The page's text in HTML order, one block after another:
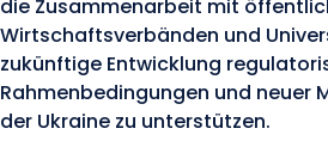
die Zusammenarbeit mit
Wirtschaftsverbänden und
zukünftige Entwicklung
Rahmenbedingungen und neuer
der Ukraine zu unterstützen.